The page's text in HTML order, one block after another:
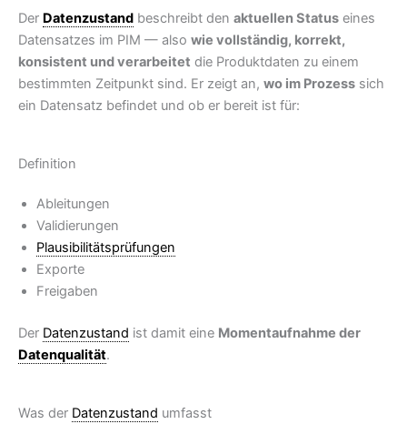
Der Datenzustand beschreibt den aktuellen Status eines
Datensatzes im PIM — also wie vollständig, korrekt,
konsistent und verarbeitet die Produktdaten zu einem
bestimmten Zeitpunkt sind. Er zeigt an, wo im Prozess sich
ein Datensatz befindet und ob er bereit ist für:
Definition
Ableitungen
Validierungen
Plausibilitätsprüfungen
Exporte
Freigaben
Der Datenzustand ist damit eine Momentaufnahme der
Datenqualität.
Was der Datenzustand umfasst